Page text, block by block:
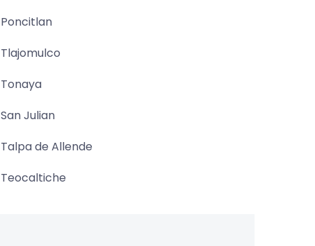
Poncitlan
Tlajomulco
Tonaya
San Julian
Talpa de Allende
Teocaltiche